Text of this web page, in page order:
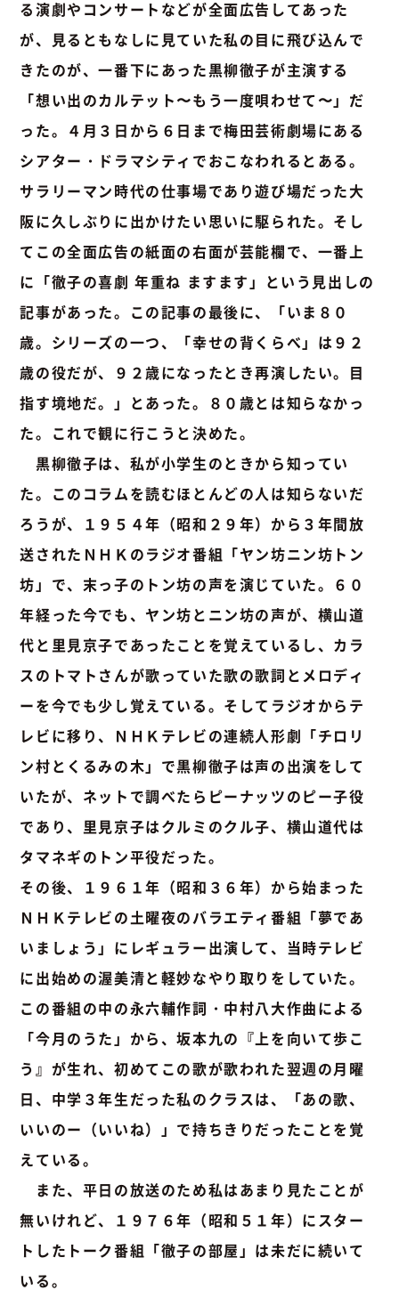
る演劇やコンサートなどが全面広告してあった
が、見るともなしに見ていた私の目に飛び込んで
きたのが、一番下にあった黒柳徹子が主演する
「想い出のカルテット〜もう一度唄わせて〜」だ
った。４月３日から６日まで梅田芸術劇場にある
シアター・ドラマシティでおこなわれるとある。
サラリーマン時代の仕事場であり遊び場だった大
阪に久しぶりに出かけたい思いに駆られた。そし
てこの全面広告の紙面の右面が芸能欄で、一番上
に「徹子の喜劇 年重ね ますます」という見出しの
記事があった。この記事の最後に、「いま８０
歳。シリーズの一つ、「幸せの背くらべ」は９２
歳の役だが、９２歳になったとき再演したい。目
指す境地だ。」とあった。８０歳とは知らなかっ
た。これで観に行こうと決めた。
黒柳徹子は、私が小学生のときから知ってい
た。このコラムを読むほとんどの人は知らないだ
ろうが、１９５４年（昭和２９年）から３年間放
送されたＮＨＫのラジオ番組「ヤン坊ニン坊トン
坊」で、末っ子のトン坊の声を演じていた。６０
年経った今でも、ヤン坊とニン坊の声が、横山道
代と里見京子であったことを覚えているし、カラ
スのトマトさんが歌っていた歌の歌詞とメロディ
ーを今でも少し覚えている。そしてラジオからテ
レビに移り、ＮＨＫテレビの連続人形劇「チロリ
ン村とくるみの木」で黒柳徹子は声の出演をして
いたが、ネットで調べたらピーナッツのピー子役
であり、里見京子はクルミのクル子、横山道代は
タマネギのトン平役だった。
その後、１９６１年（昭和３６年）から始まった
ＮＨＫテレビの土曜夜のバラエティ番組「夢であ
いましょう」にレギュラー出演して、当時テレビ
に出始めの渥美清と軽妙なやり取りをしていた。
この番組の中の永六輔作詞・中村八大作曲による
「今月のうた」から、坂本九の『上を向いて歩こ
う』が生れ、初めてこの歌が歌われた翌週の月曜
日、中学３年生だった私のクラスは、「あの歌、
いいのー（いいね）」で持ちきりだったことを覚
えている。
また、平日の放送のため私はあまり見たことが
無いけれど、１９７６年（昭和５１年）にスター
トしたトーク番組「徹子の部屋」は未だに続いて
いる。